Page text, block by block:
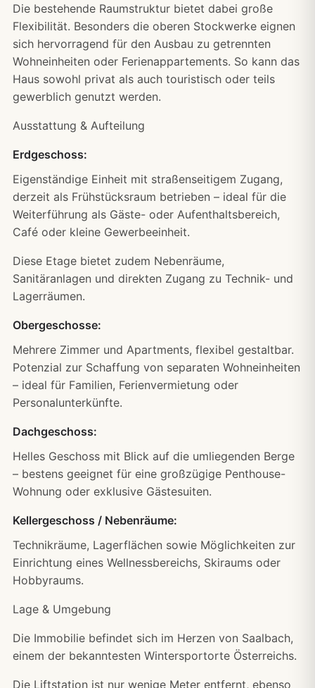
Die bestehende Raumstruktur bietet dabei große
Flexibilität. Besonders die oberen Stockwerke eignen
sich hervorragend für den Ausbau zu getrennten
Wohneinheiten oder Ferienappartements. So kann das
Haus sowohl privat als auch touristisch oder teils
gewerblich genutzt werden.
Ausstattung & Aufteilung
Erdgeschoss:
Eigenständige Einheit mit straßenseitigem Zugang,
derzeit als Frühstücksraum betrieben – ideal für die
Weiterführung als Gäste- oder Aufenthaltsbereich,
Café oder kleine Gewerbeeinheit.
Diese Etage bietet zudem Nebenräume,
Sanitäranlagen und direkten Zugang zu Technik- und
Lagerräumen.
Obergeschosse:
Mehrere Zimmer und Apartments, flexibel gestaltbar.
Potenzial zur Schaffung von separaten Wohneinheiten
– ideal für Familien, Ferienvermietung oder
Personalunterkünfte.
Dachgeschoss:
Helles Geschoss mit Blick auf die umliegenden Berge
– bestens geeignet für eine großzügige Penthouse-
Wohnung oder exklusive Gästesuiten.
Kellergeschoss / Nebenräume:
Technikräume, Lagerflächen sowie Möglichkeiten zur
Einrichtung eines Wellnessbereichs, Skiraums oder
Hobbyraums.
Lage & Umgebung
Die Immobilie befindet sich im Herzen von Saalbach,
einem der bekanntesten Wintersportorte Österreichs.
Die Liftstation ist nur wenige Meter entfernt, ebenso